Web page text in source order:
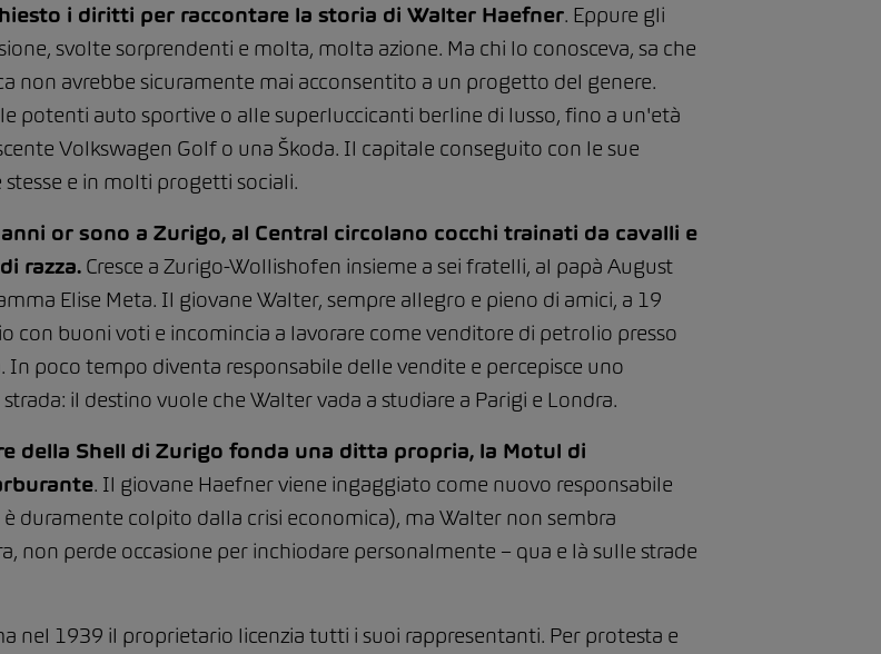
i diritti per raccontare la storia di Walter Haefner. Eppure gli
svolte sorprendenti e molta, molta azione. Ma chi lo conosceva, sa che
non avrebbe sicuramente mai acconsentito a un progetto del genere.
potenti auto sportive o alle superluccicanti berline di lusso, fino a un'età
Volkswagen Golf o una Škoda. Il capitale conseguito con le sue
e in molti progetti sociali.
or sono a Zurigo, al Central circolano cocchi trainati da cavalli e
razza. Cresce a Zurigo-Wollishofen insieme a sei fratelli, al papà August
Elise Meta. Il giovane Walter, sempre allegro e pieno di amici, a 19
con buoni voti e incomincia a lavorare come venditore di petrolio presso
In poco tempo diventa responsabile delle vendite e percepisce uno
il destino vuole che Walter vada a studiare a Parigi e Londra.
della Shell di Zurigo fonda una ditta propria, la Motul di
. Il giovane Haefner viene ingaggiato come nuovo responsabile
duramente colpito dalla crisi economica), ma Walter non sembra
non perde occasione per inchiodare personalmente – qua e là sulle strade
nel 1939 il proprietario licenzia tutti i suoi rappresentanti. Per protesta e